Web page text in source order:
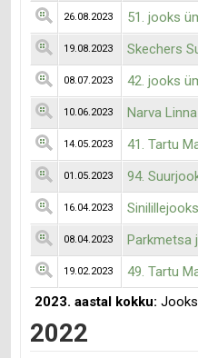
26.08.2023 51. jooks
19.08.2023 Skechers
08.07.2023 42. jooks
10.06.2023 Narva
14.05.2023 41. Tartu
01.05.2023 94.
16.04.2023
08.04.2023 Parkmetsa
19.02.2023 49. Tartu
2023. aastal kokku:
2022